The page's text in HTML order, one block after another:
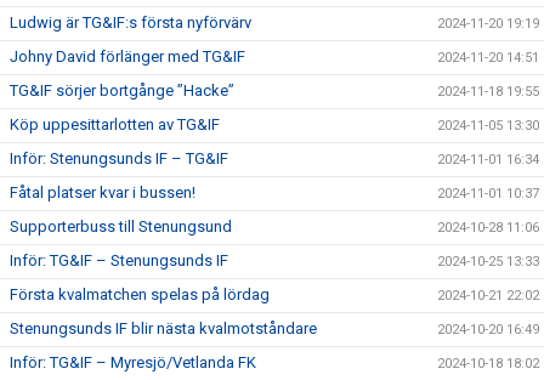
Ludwig är TG&IF:s första nyförvärv 2024-11-20 19:19
Johny David förlänger med TG&IF 2024-11-20 14:51
TG&IF sörjer bortgånge ”Hacke” 2024-11-18 19:55
Köp uppesittarlotten av TG&IF 2024-11-05 13:30
Inför: Stenungsunds IF – TG&IF 2024-11-01 16:34
Fåtal platser kvar i bussen! 2024-11-01 10:37
Supporterbuss till Stenungsund 2024-10-28 11:06
Inför: TG&IF – Stenungsunds IF 2024-10-25 13:33
Första kvalmatchen spelas på lördag 2024-10-21 22:02
Stenungsunds IF blir nästa kvalmotståndare 2024-10-20 16:49
Inför: TG&IF – Myresjö/Vetlanda FK 2024-10-18 18:02